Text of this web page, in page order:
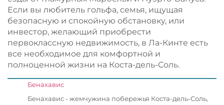
Если вы любитель гольфа, семья, ищущая
безопасную и спокойную обстановку, или
инвестор, желающий приобрести
первоклассную недвижимость, в Ла-Кинте есть
все необходимое для комфортной и
полноценной жизни на Коста-дель-Соль.
Бенахавис
Бенахавис - жемчужина побережья Коста-дель-Соль,